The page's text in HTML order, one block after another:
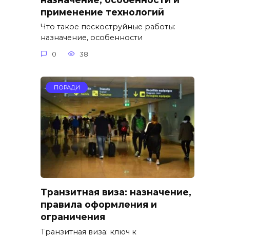
применение технологий
Что такое пескоструйные работы:
назначение, особенности
0 38
ПОРАДИ
Транзитная виза: назначение,
правила оформления и
ограничения
Транзитная виза: ключ к